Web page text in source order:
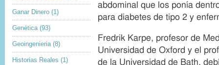
Ganar Dinero (1)
Genética (93)
Geoingenieria (8)
Historias Reales (1)
abdominal que los ponía
para diabetes de tipo 2 y
Fredrik Karpe, profesor de
Universidad de Oxford y el
de la Universidad de Bath,